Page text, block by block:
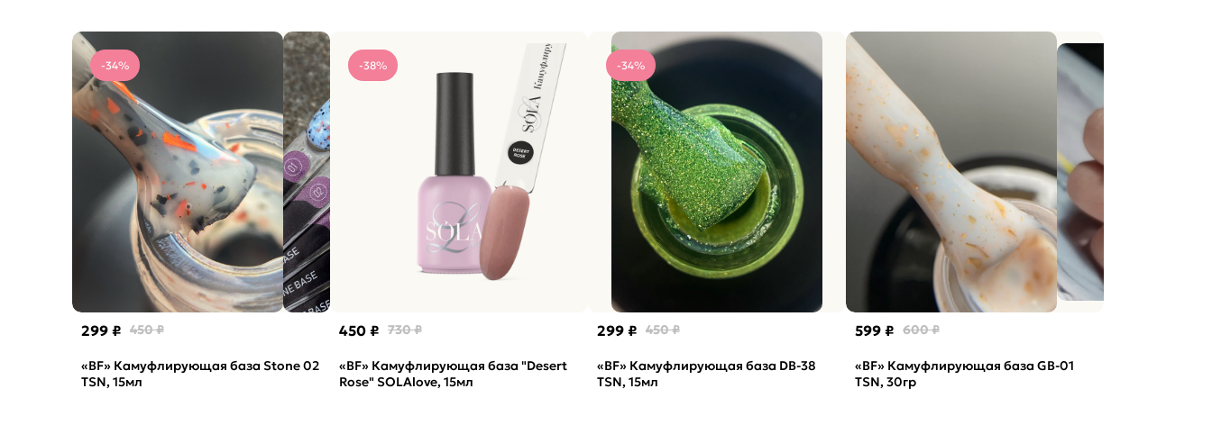
-34%
299 ₽ 450 ₽
«BF» Камуфлирующая база Stone 02
TSN, 15мл
-38%
450 ₽ 730 ₽
«BF» Камуфлирующая база "Desert
Rose" SOLAlove, 15мл
-34%
299 ₽ 450 ₽
«BF» Камуфлирующая база DB-38
TSN, 15мл
599 ₽ 600 ₽
«BF» Камуфлирующая база GB-01
TSN, 30гр